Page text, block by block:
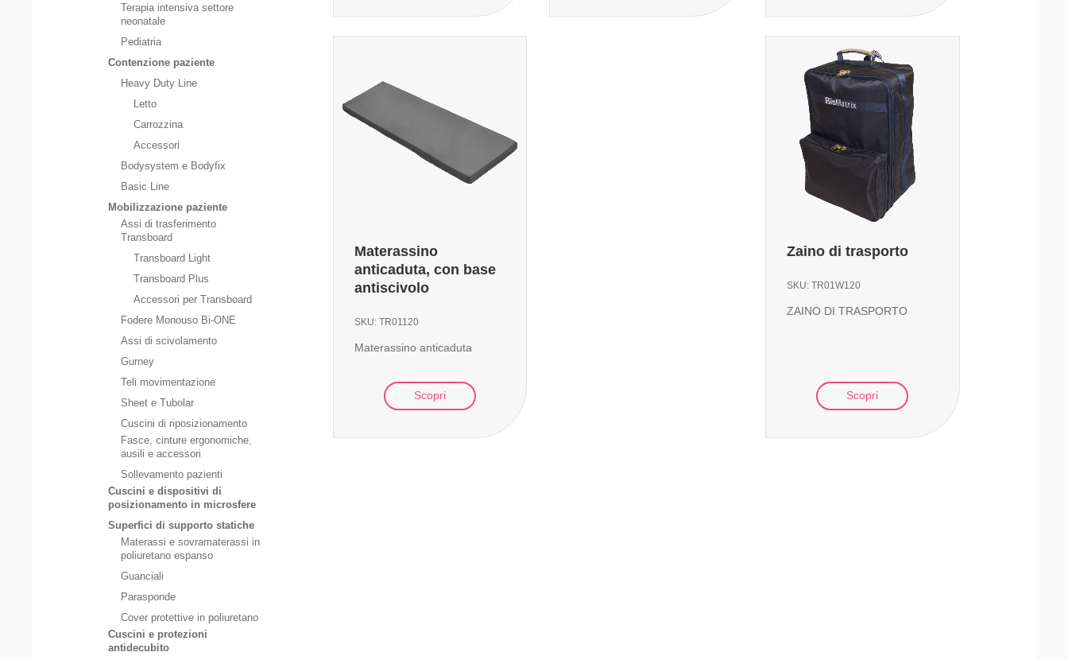
Terapia intensiva settore
neonatale
Pediatria
Contenzione paziente
Heavy Duty Line
Letto
Carrozzina
Accessori
Bodysystem e Bodyfix
Basic Line
Mobilizzazione paziente
Assi di trasferimento
Transboard
Transboard Light
Transboard Plus
Accessori per Transboard
Fodere Monouso Bi-ONE
Assi di scivolamento
Gurney
Teli movimentazione
Sheet e Tubolar
Cuscini di riposizionamento
Fasce, cinture ergonomiche,
ausili e accessori
Sollevamento pazienti
Cuscini e dispositivi di
posizionamento in microsfere
Superfici di supporto statiche
Materassi e sovramaterassi in
poliuretano espanso
Guanciali
Parasponde
Cover protettive in poliuretano
Cuscini e protezioni
antidecubito
Materassino
anticaduta, con base
antiscivolo
SKU: TR01120
Materassino anticaduta
Scopri
Zaino di trasporto
SKU:TR01W120
ZAINO DI TRASPORTO
Scopri